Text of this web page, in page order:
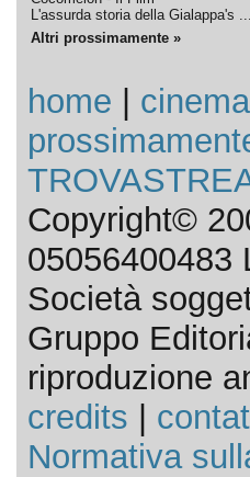
L'assurda storia della Gialappa's ...
Altri prossimamente »
home cinema
Copyright©
05056400483
Società
Gruppo
riproduzione
credits
Normativa